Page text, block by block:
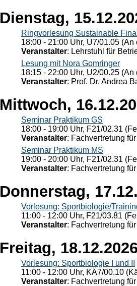
Dienstag,
Ringvorlesung Sustainable
18:00 - 21:00 Uhr, U7/01.05
Veranstalter: Lehrstuhl für
Lesung mit Nora Gomringer
18:15 - 22:00 Uhr, U2/00.25
Veranstalter: Prof. Dr. Andrea
Mittwoch,
Seminar Praktikum GS
18:00 - 19:00 Uhr, F21/02.31
Veranstalter: Fachvertretung
Seminar Praktikum MS
19:00 - 20:00 Uhr, F21/02.31
Veranstalter: Fachvertretung
Donnerstag,
Vorlesung: Sportbiologie/
11:00 - 12:00 Uhr, F21/03.81
Veranstalter: Fachvertretung
Freitag,
Vorlesung: Sportbiologie I und II
11:00 - 12:00 Uhr, KÄ7/00.10
Veranstalter: Fachvertretung